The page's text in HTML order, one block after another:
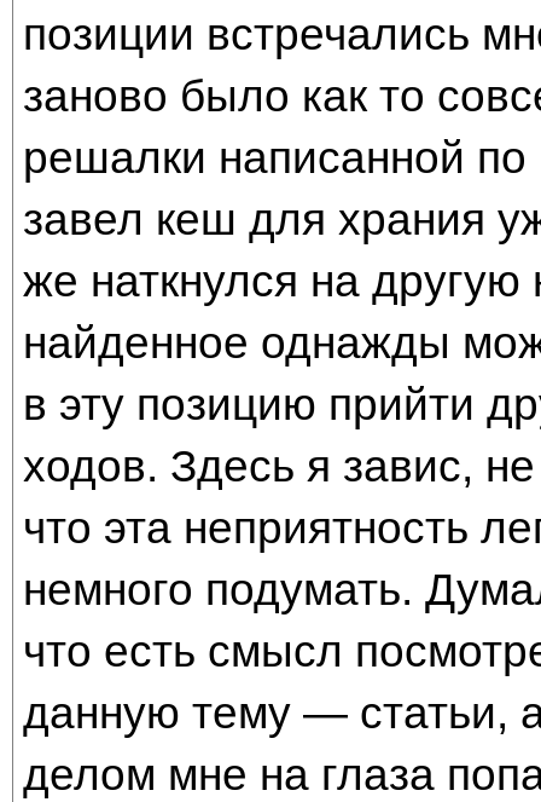
позиции встречались
заново было как то
решалки написанной
завел кеш для храния
же наткнулся на
найденное однажды
в эту позицию прийти
ходов. Здесь я завис,
что эта неприятность
немного подумать.
что есть смысл
данную тему — статьи,
делом мне на глаза